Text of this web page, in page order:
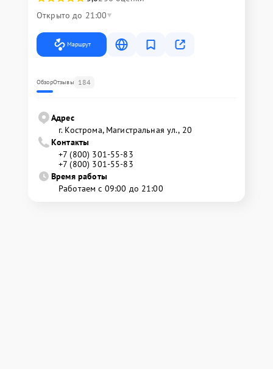
Открыто до 21:00
Маршрут
ОбзорОтзывы 184
Адрес
г. Кострома, Магистральная ул., 20
Контакты
+7 (800) 301-55-83
+7 (800) 301-55-83
Время работы
Работаем с 09:00 до 21:00